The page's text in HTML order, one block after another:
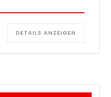
DETAILS ANZEIGEN